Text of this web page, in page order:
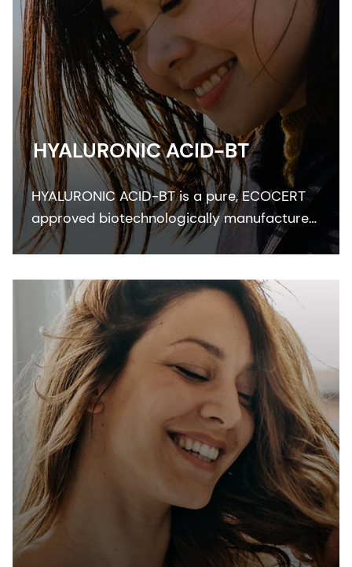
HYALURONIC ACID-BT
HYALURONIC ACID-BT is a pure, ECOCERT
approved biotechnologically manufactured
skin bioactive that perfectly moisturizes
elasticity and freshness.